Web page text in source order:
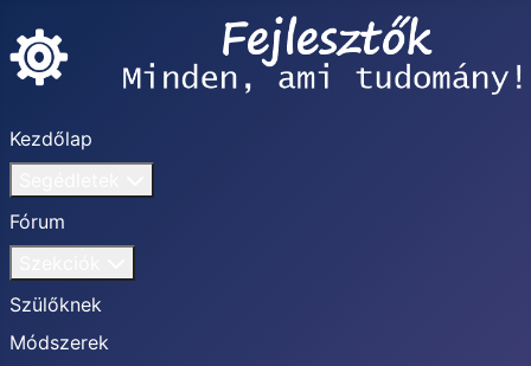
Kezdőlap
Fórum
Szülőknek
Módszerek